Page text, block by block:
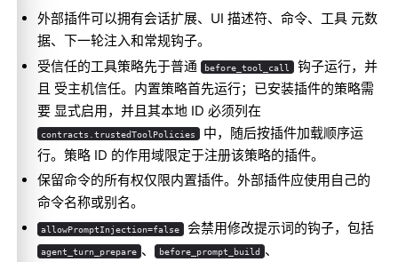
外部插件可以拥有会话扩展、UI 描述符、命令、工具 元数
据、下一轮注入和常规钩子。
受信任的工具策略先于普通
before_tool_call
钩子运行，并
且 受主机信任。内置策略首先运行；已安装插件的策略需
要 显式启用，并且其本地 ID 必须列在
contracts.trustedToolPolicies
中，随后按插件加载顺序运
行。策略 ID 的作用域限定于注册该策略的插件。
保留命令的所有权仅限内置插件。外部插件应使用自己的
命令名称或别名。
allowPromptInjection=false 会禁用修改提示词的钩子，包括
agent_turn_prepare 、 before_prompt_build 、
Molty